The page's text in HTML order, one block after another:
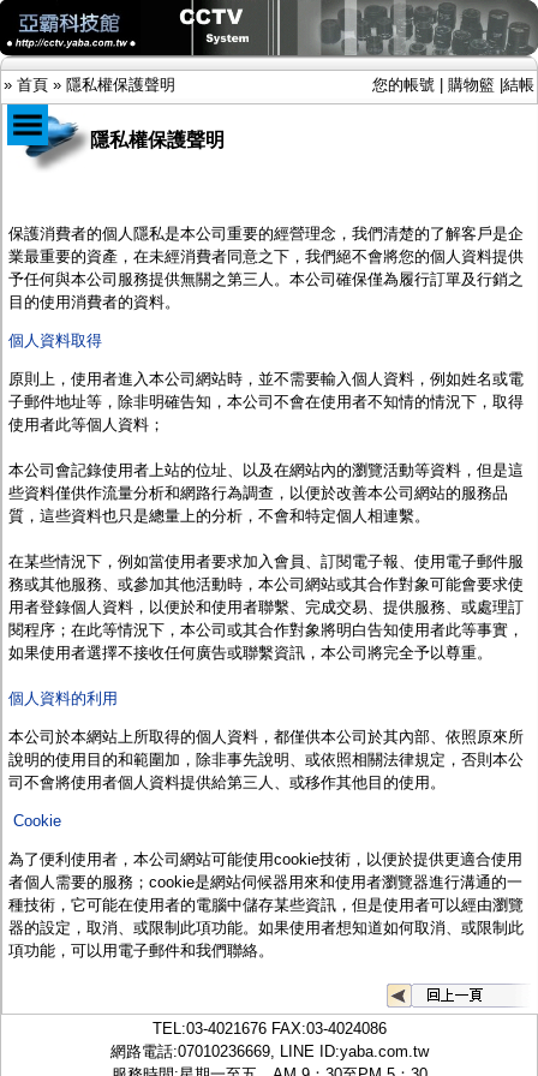
» 首頁 » 隱私權保護聲明 您的帳號 購物籃 結帳
限時促銷特惠專案
IP網路攝影機及錄放影機
AHD DVR數位錄放影機
AHD半球型(適用屋內)
AHD防護罩型攝影機(適用屋外，紅外線照射
AHD特殊功能型攝影機
旋轉型攝影機.旋轉台
傳統高解析攝影機
投光設備
防護罩及支架
多路攝影機單軸傳輸
網路設備
視訊轉換設備
雙絞線傳輸器
雜訊改善器
分配放大器
網路線
懶人線.同軸線.花線
線頭.插座.延長線.HDMI線
集線盒.防水盒.配線盒
轉接頭
行車紀錄器.車用插座配件
電腦工業機殼
客訂商品
隱私權保護聲明
保護消費者的個人隱私是本公司重要的經營理念，我們清楚的了解客戶是企
業最重要的資產，在未經消費者同意之下，我們絕不會將您的個人資料提供
予任何與本公司服務提供無關之第三人。本公司確保僅為履行訂單及行銷之
目的使用消費者的資料。
個人資料取得
原則上，使用者進入 本公司 網站時，並不需要輸入個人資料，例如姓名或電
子郵件地址等，除非明確告知， 本公司 不會在使用者不知情的情況下，取得
使用者此等個人資料；
本公司 會記錄使用者上站的位址、以及在網站內的瀏覽活動等資料，但是這
些資料僅供作流量分析和網路行為調查，以便於改善本公司 網站的服務品
質，這些資料也只是總量上的分析，不會和特定個人相連繫。
在某些情況下，例如當使用者要求加入會員、訂閱電子報、使用電子郵件服
務或其他服務、或參加其他活動時， 本公司 網站或其合作對象可能會要求使
用者登錄個人資料，以便於和使用者聯繫、完成交易、提供服務、或處理訂
閱程序；在此等情況下， 本公司 或其合作對象將明白告知使用者此等事實，
如果使用者選擇不接收任何廣告或聯繫資訊， 本公司 將完全予以尊重。
個人資料的利用
本公司於本網站上所取得的個人資料，都僅供本公司 於其內部、依照原來所
說明的使用目的和範圍加，除非事先說明、或依照相關法律規定，否則本公
司不會將使用者個人資料提供給第三人、或移作其他目的使用。
Cookie
為了便利使用者， 本公司 網站可能使用cookie技術，以便於提供更適合使用
者個人需要的服務； cookie是網站伺候器用來和使用者瀏覽器進行溝通的一
種技術，它可能在使用者的電腦中儲存某些資訊，但是使用者可以經由瀏覽
器的設定，取消、或限制此項功能。如果使用者想知道如何取消、或限制此
項功能，可以用電子郵件和我們聯絡。
TEL:03-4021676FAX:03-4024086
網路電話:07010236669, LINE ID:yaba.com.tw